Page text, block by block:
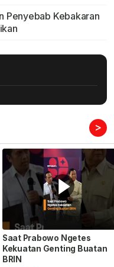
Penyebab Kebakaran
>
Saat Prabowo Ngetes
Kekuatan Genting Buatan
BRIN